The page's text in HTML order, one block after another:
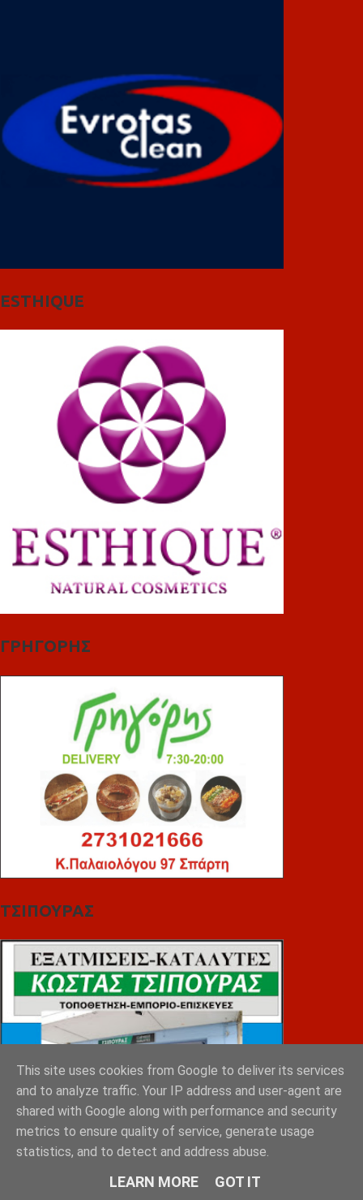
ESTHIQUE
ΓΡΗΓΟΡΗΣ
ΤΣΙΠΟΥΡΑΣ
This site uses cookies from Google to deliver its services
and to analyze traffic. Your IP address and user-agent are
shared with Google along with performance and security
metrics to ensure quality of service, generate usage
statistics, and to detect and address abuse.
LEARN MORE GOT IT